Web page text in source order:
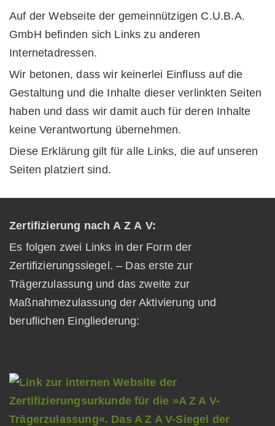
Auf der Webseite der gemeinnützigen C.U.B.A.
GmbH befinden sich Links zu anderen
Internetadressen.
Wir betonen, dass wir keinerlei Einfluss auf die
Gestaltung und die Inhalte dieser verlinkten Seiten
haben und dass wir damit auch für deren Inhalte
keine Verantwortung übernehmen.
Diese Erklärung gilt für alle Links, die auf unseren
Seiten platziert sind.
Zertifizierung nach A Z A V:
Es folgen zwei Links in der Form der
Zertifizierungssiegel. – Das erste zur
Trägerzulassung und das zweite zur
Maßnahmezulassung der Aktivierung und
beruflichen Eingliederung: